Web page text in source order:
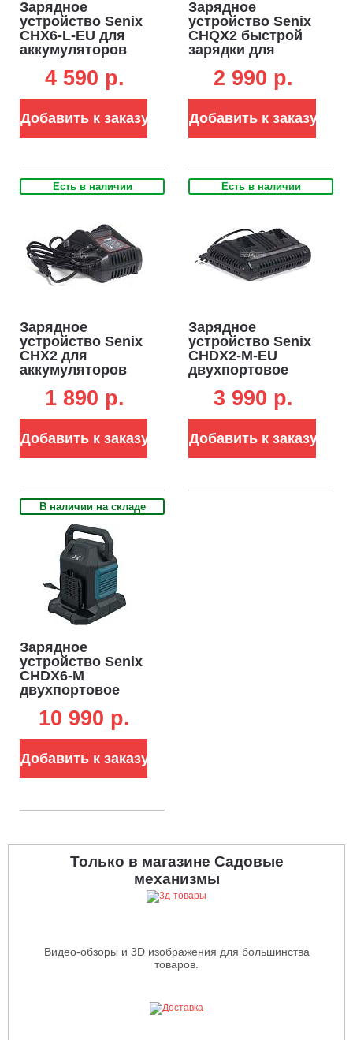
Зарядное
устройство Senix
CHX6-L-EU для
аккумуляторов
4 590 p.
Добавить к заказу
Зарядное
устройство Senix
CHQX2 быстрой
зарядки для
18В (4А)
2 990 p.
Добавить к заказу
Есть в наличии
Зарядное
устройство Senix
CHX2 для
аккумуляторов
1 890 p.
Добавить к заказу
Есть в наличии
Зарядное
устройство Senix
CHDX2-M-EU
двухпортовое
аккумуляторов
3 990 p.
Добавить к заказу
В наличии на складе
Зарядное
устройство Senix
CHDX6-M
двухпортовое
для
аккумуляторов
10 990 p.
Добавить к заказу
Только в магазине Садовые
механизмы
Видео-обзоры и 3D изображения для большинства
товаров.